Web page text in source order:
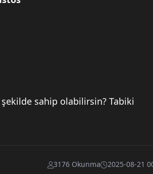
sahip olabilirsin? Tabiki
3176 Okunma 2025-08-21